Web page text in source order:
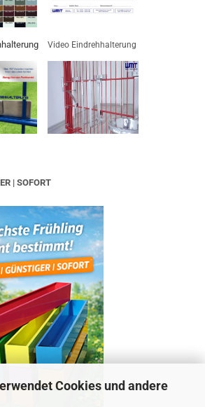
Cookies und andere
Video Eindrehhalterung
| SOFORT